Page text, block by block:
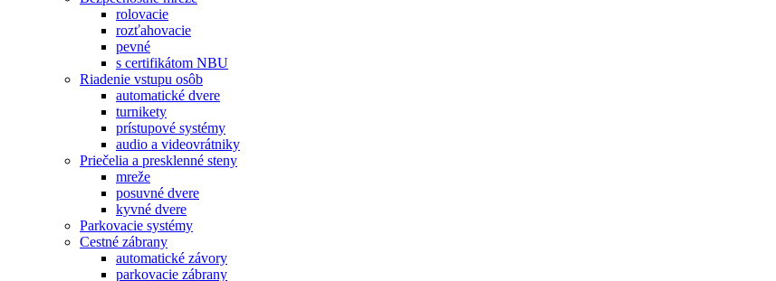
rolovacie
rozťahovacie
pevné
s certifikátom NBU
Riadenie vstupu osôb
automatické dvere
turnikety
prístupové systémy
audio a videovrátniky
Priečelia a presklenné steny
mreže
posuvné dvere
kyvné dvere
Parkovacie systémy
Cestné zábrany
automatické závory
parkovacie zábrany